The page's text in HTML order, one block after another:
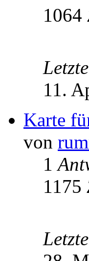
1064
11.
Karte
von
1
1175